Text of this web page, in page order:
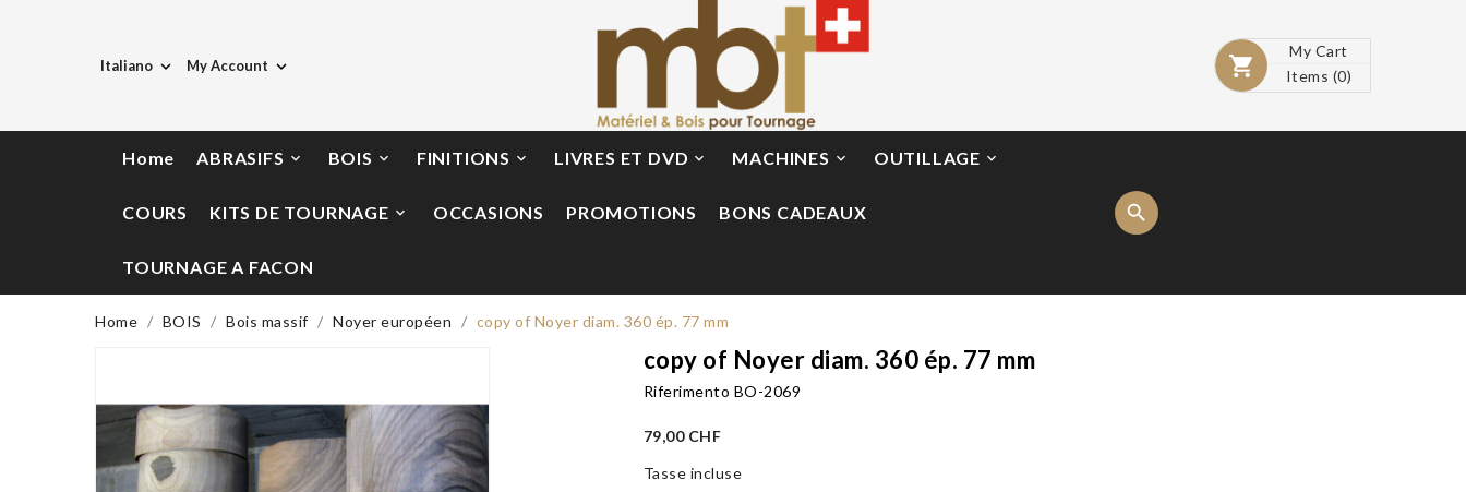
Italiano  My Account  
My Cart
Items (0)
Home ABRASIFS  BOIS  FINITIONS  LIVRES ET DVD  MACHINES  OUTILLAGE 
COURS KITS DE TOURNAGE  OCCASIONS PROMOTIONS BONS CADEAUX
TOURNAGE A FACON
Home BOIS Bois massif Noyer européen copy of Noyer diam. 360 ép. 77 mm
copy of Noyer diam. 360 ép. 77 mm
Riferimento BO-2069
79,00 CHF
Tasse incluse